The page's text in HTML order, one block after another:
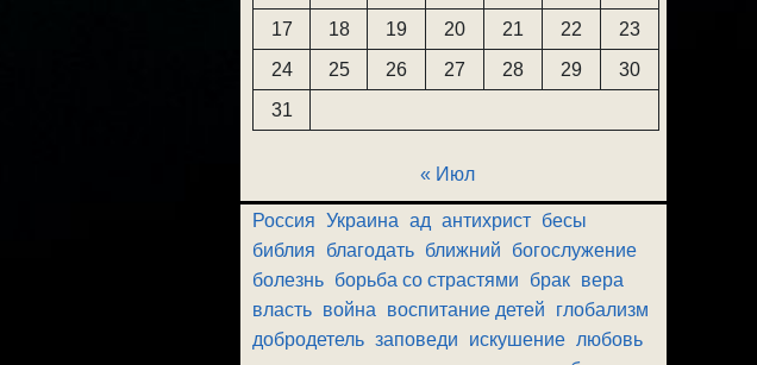
17
18 19 20 21 22
23
24
25 26 27 28 29
30
31
« Июл
Россия Украина ад антихрист бесы
библия
благодать ближний
богослужение
болезнь борьба со страстями брак вера
власть война воспитание детей
глобализм
добродетель заповеди искушение любовь